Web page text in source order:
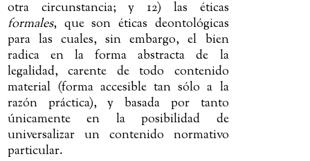
otra circunstancia; y 12) las éticas
formales, que son éticas deontológicas
para las cuales, sin embargo, el bien
radica en la forma abstracta de la
legalidad, carente de todo contenido
material (forma accesible tan sólo a la
razón práctica), y basada por tanto
únicamente en la posibilidad de
universalizar un contenido normativo
particular.